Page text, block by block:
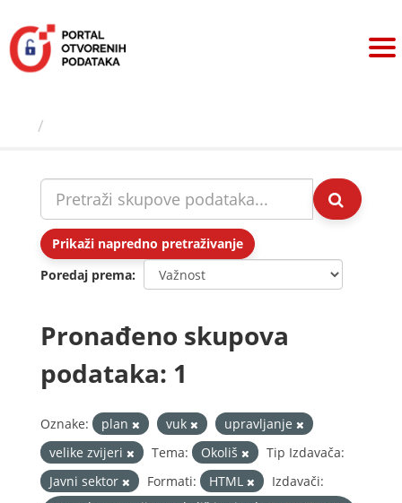
sadržaj
Prikaži napredno pretraživanje
Poredaj prema
Pronađeno skupova
podataka: 1
Oznake: plan vuk
upravljanje
velike zvijeri
Tema: Okoliš
Tip Izdavača:
Javni sektor
Formati: HTML
Izdavači: